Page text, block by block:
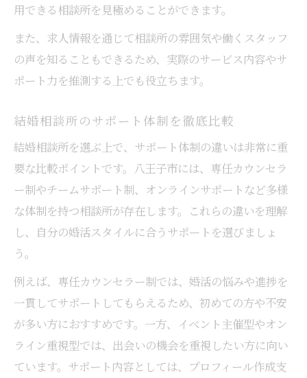
用できる相談所を見極めることができます。
また、求人情報を通じて相談所の雰囲気や働くスタッフ
の声を知ることもできるため、実際のサービス内容やサ
ポート力を推測する上でも役立ちます。
結婚相談所のサポート体制を徹底比較
結婚相談所を選ぶ上で、サポート体制の違いは非常に重
要な比較ポイントです。八王子市には、専任カウンセラ
ー制やチームサポート制、オンラインサポートなど多様
な体制を持つ相談所が存在します。これらの違いを理解
し、自分の婚活スタイルに合うサポートを選びましょ
う。
例えば、専任カウンセラー制では、婚活の悩みや進捗を
一貫してサポートしてもらえるため、初めての方や不安
が多い方におすすめです。一方、イベント主催型やオン
ライン重視型では、出会いの機会を重視したい方に向い
ています。サポート内容としては、プロフィール作成支